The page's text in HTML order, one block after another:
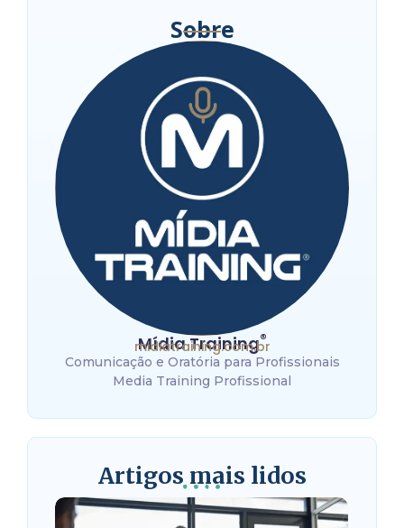
Sobre
Mídia Training®
midiatraining.com.br
Comunicação e Oratória para Profissionais
Media Training Profissional
Artigos mais lidos